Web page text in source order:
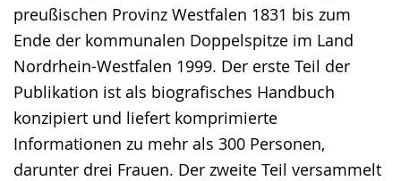
preußischen Provinz Westfalen 1831 bis zum
Ende der kommunalen Doppelspitze im Land
Nordrhein-Westfalen 1999. Der erste Teil der
Publikation ist als biografisches Handbuch
konzipiert und liefert komprimierte
Informationen zu mehr als 300 Personen,
darunter drei Frauen. Der zweite Teil versammelt